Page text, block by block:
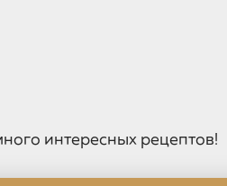
интересных рецептов!